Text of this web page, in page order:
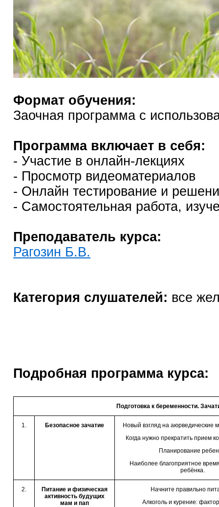
Формат обучения:
Заочная программа с
Программа включает в себя:
- Участие в онлайн-лекциях
- Просмотр видеоматериалов
- Онлайн тестирование и
- Самостоятельная работа,
Преподаватель курса:
Рагозин Б.В.
Категория слушателей: все
Подробная программа курса:
Подготовка к беременности.
1. Безопасное зачатие
Новый взгляд на аюрведические
Когда нужно прекратить прием
Планирование
Наиболее благоприятное
ребёнка.
2.
Питание и физическая
активность будущих
мам и пап
Начните правильно
Алкоголь и курение: